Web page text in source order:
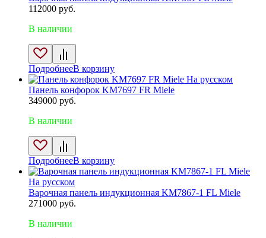
112000 руб.
В наличии
ПодробнееВ корзину
На русском
Панель конфорок KM7697 FR Miele
349000 руб.
В наличии
ПодробнееВ корзину
На русском
Варочная панель индукционная KM7867-1 FL Miele
271000 руб.
В наличии